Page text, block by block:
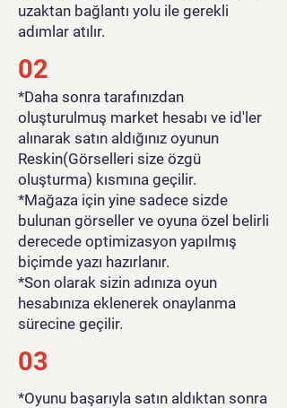
uzaktan bağlantı yolu ile gerekli
adımlar atılır.
02
*Daha sonra tarafınızdan
oluşturulmuş market hesabı ve id'ler
alınarak satın aldığınız oyunun
Reskin(Görselleri size özgü
oluşturma) kısmına geçilir.
*Mağaza için yine sadece sizde
bulunan görseller ve oyuna özel belirli
derecede optimizasyon yapılmış
biçimde yazı hazırlanır.
*Son olarak sizin adınıza oyun
hesabınıza eklenerek onaylanma
sürecine geçilir.
03
*Oyunu başarıyla satın aldıktan sonra